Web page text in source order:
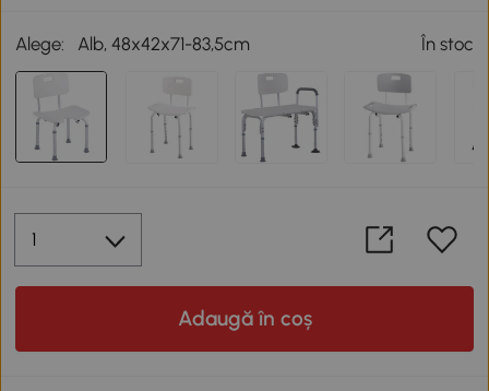
Alege: Alb, 48x42x71-83,5cm În stoc
Adaugă în coș